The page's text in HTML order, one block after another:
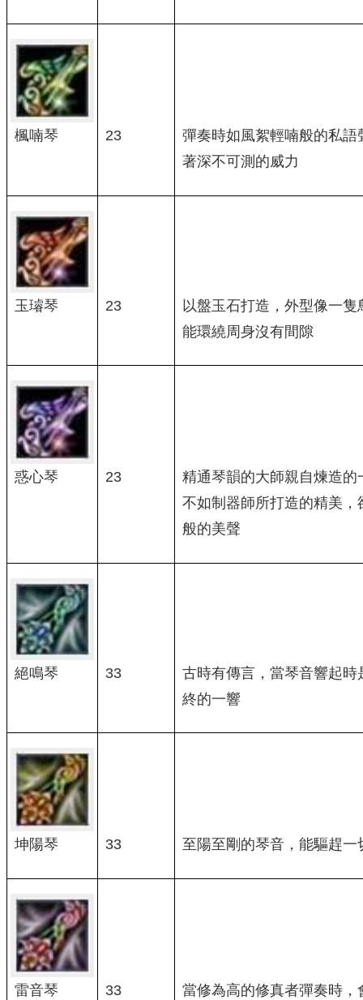
楓喃琴 23
彈奏時如風絮輕喃般的私語
著深不可測的威力
玉璿琴 23
以盤玉石打造，外型像一隻
能環繞周身沒有間隙
惑心琴 23
精通琴韻的大師親自煉造的
不如制器師所打造的精美，
般的美聲
絕鳴琴 33
古時有傳言，當琴音響起時
終的一響
坤陽琴 33 至陽至剛的琴音，能驅趕一
雷音琴 33
當修為高的修真者彈奏時，